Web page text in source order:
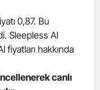
0,87. Bu
Sleepless AI
fiyatları hakkında
canlı